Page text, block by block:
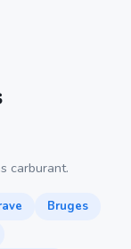
carburant.
Bruges